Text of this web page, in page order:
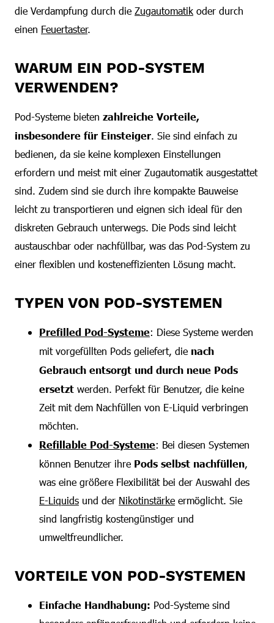
die Verdampfung durch die Zugautomatik oder durch
einen Feuertaster.
WARUM EIN POD-SYSTEM
VERWENDEN?
Pod-Systeme bieten zahlreiche Vorteile,
insbesondere für Einsteiger. Sie sind einfach zu
bedienen, da sie keine komplexen Einstellungen
erfordern und meist mit einer Zugautomatik ausgestattet
sind. Zudem sind sie durch ihre kompakte Bauweise
leicht zu transportieren und eignen sich ideal für den
diskreten Gebrauch unterwegs. Die Pods sind leicht
austauschbar oder nachfüllbar, was das Pod-System zu
einer flexiblen und kosteneffizienten Lösung macht.
TYPEN VON POD-SYSTEMEN
Prefilled Pod-Systeme: Diese Systeme werden
mit vorgefüllten Pods geliefert, die nach
Gebrauch entsorgt und durch neue Pods
ersetzt werden. Perfekt für Benutzer, die keine
Zeit mit dem Nachfüllen von E-Liquid verbringen
möchten.
Refillable Pod-Systeme: Bei diesen Systemen
können Benutzer ihre Pods selbst nachfüllen,
was eine größere Flexibilität bei der Auswahl des
E-Liquids und der Nikotinstärke ermöglicht. Sie
sind langfristig kostengünstiger und
umweltfreundlicher.
VORTEILE VON POD-SYSTEMEN
Einfache Handhabung: Pod-Systeme sind